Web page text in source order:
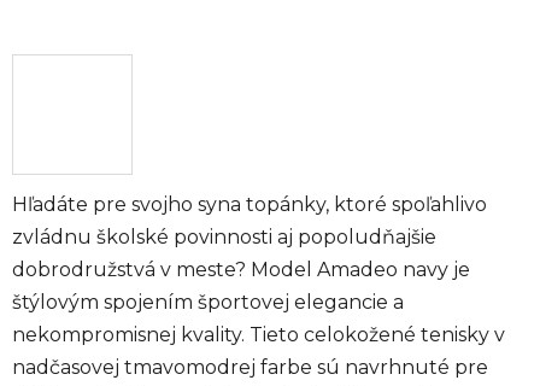
Hľadáte pre svojho syna topánky, ktoré spoľahlivo
zvládnu školské povinnosti aj popoludňajšie
dobrodružstvá v meste? Model Amadeo navy je
štýlovým spojením športovej elegancie a
nekompromisnej kvality. Tieto celokožené tenisky v
nadčasovej tmavomodrej farbe sú navrhnuté pre